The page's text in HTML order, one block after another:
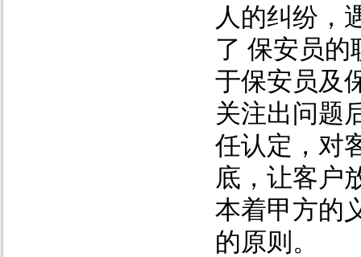
人的纠纷，
了 保安员的
于保安员及
关注出问题
任认定，对
底，让客户
本着甲方的
的原则。